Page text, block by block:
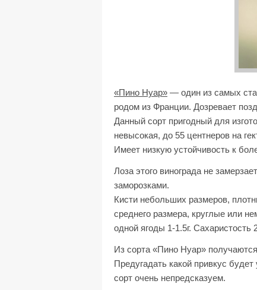
«Пино Нуар» — один из самых
родом из Франции. Дозревает
Данный сорт пригодный для
невысокая, до 55 центнеров на
Имеет низкую устойчивость к
Лоза этого винограда не
заморозками.
Кисти небольших размеров,
среднего размера, круглые или
одной ягоды 1-1.5г. Сахаристость
Из сорта «Пино Нуар»
Предугадать какой привкус
сорт очень непредсказуем.